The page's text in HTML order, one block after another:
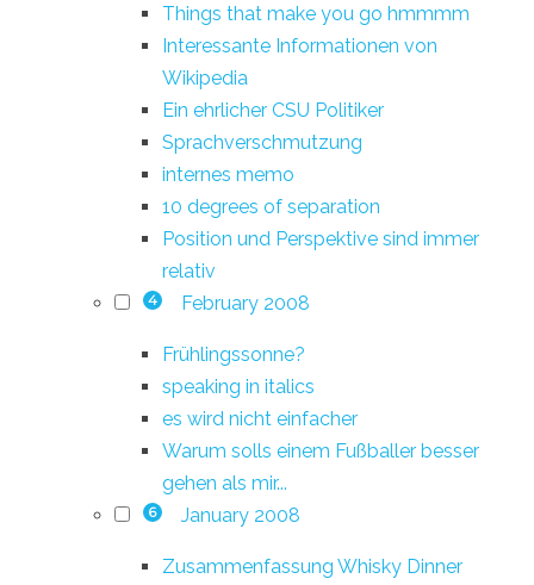
Things that make you go hmmmm
Interessante Informationen von
Wikipedia
Ein ehrlicher CSU Politiker
Sprachverschmutzung
internes memo
10 degrees of separation
Position und Perspektive sind immer
relativ
4 February 2008
Frühlingssonne?
speaking in italics
es wird nicht einfacher
Warum solls einem Fußballer besser
gehen als mir...
6 January 2008
Zusammenfassung Whisky Dinner